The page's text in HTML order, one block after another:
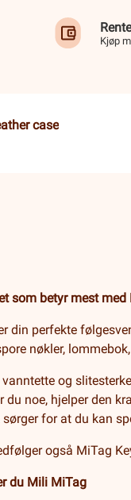
Kjøp
case
som betyr mest med
din perfekte
nøkler,
vanntette og
du noe, hjelper den
sørger for at du kan
også MiTag
du Mili MiTag